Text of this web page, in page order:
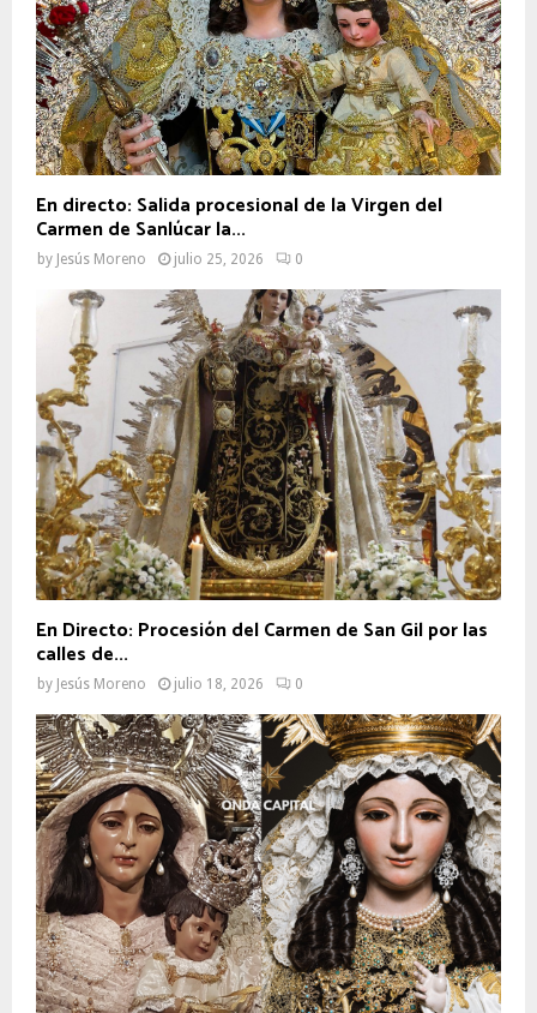
En directo: Salida procesional de la Virgen del
Carmen de Sanlúcar la...
by Jesús Moreno julio 25, 2026 0
En Directo: Procesión del Carmen de San Gil por las
calles de...
by Jesús Moreno julio 18, 2026 0